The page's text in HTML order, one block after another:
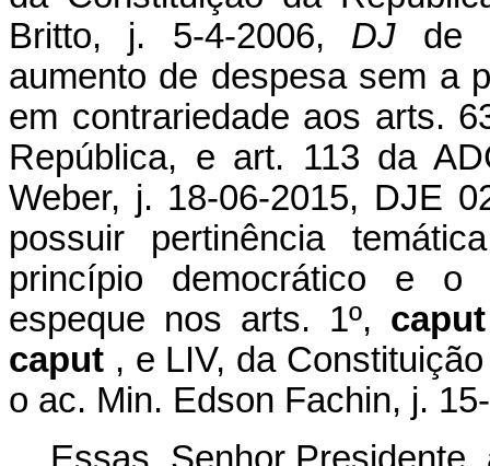
Britto, j. 5-4-2006, DJ de
aumento de despesa sem a
em contrariedade aos arts.
República, e art. 113 da
Weber, j. 18-06-2015, DJE
possuir pertinência
princípio democrático e o
espeque nos arts. 1º,
caput , e LIV, da
o ac. Min. Edson Fachin, j.